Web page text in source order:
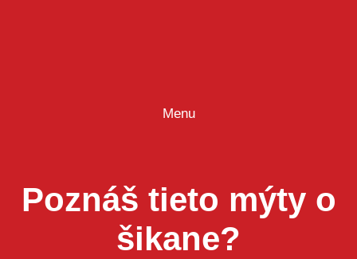
Menu
Poznáš tieto mýty o
šikane?